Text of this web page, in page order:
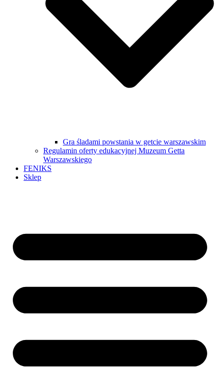
Gra śladami powstania w getcie warszawskim
Regulamin oferty edukacyjnej Muzeum Getta
Warszawskiego
FENIKS
Sklep